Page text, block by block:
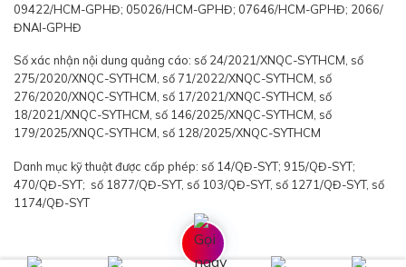
09422/HCM-GPHĐ; 05026/HCM-GPHĐ; 07646/HCM-GPHĐ; 2066/
ĐNAI-GPHĐ
Số xác nhận nội dung quảng cáo: số 24/2021/XNQC-SYTHCM, số
275/2020/XNQC-SYTHCM, số 71/2022/XNQC-SYTHCM, số
276/2020/XNQC-SYTHCM, số 17/2021/XNQC-SYTHCM, số
18/2021/XNQC-SYTHCM, số 146/2025/XNQC-SYTHCM, số
179/2025/XNQC-SYTHCM, số 128/2025/XNQC-SYTHCM
Danh mục kỹ thuật được cấp phép: số 14/QĐ-SYT; 915/QĐ-SYT;
470/QĐ-SYT; số 1877/QĐ-SYT, số 103/QĐ-SYT, số 1271/QĐ-SYT, số
1174/QĐ-SYT